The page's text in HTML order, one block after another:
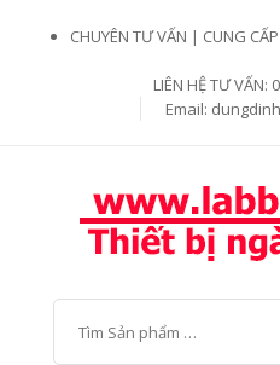
CHUYÊN TƯ VẤN | CUNG
LIÊN HỆ TƯ VẤN:
Email: